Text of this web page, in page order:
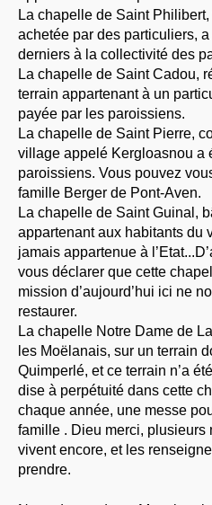
La chapelle de Saint
achetée par des particuliers,
derniers à la collectivité des
La chapelle de Saint Cadou,
terrain appartenant à un
payée par les paroissiens.
La chapelle de Saint Pierre,
village appelé Kergloasnou a
paroissiens. Vous pouvez
famille Berger de Pont-Aven.
La chapelle de Saint Guinal,
appartenant aux habitants du
jamais appartenue à
vous déclarer que cette
mission d’aujourd’hui ici ne
restaurer.
La chapelle Notre Dame de
les Moëlanais, sur un terrain
Quimperlé, et ce terrain n’a
dise à perpétuité dans cette
chaque année, une messe
famille . Dieu merci, plusieurs
vivent encore, et les
prendre.